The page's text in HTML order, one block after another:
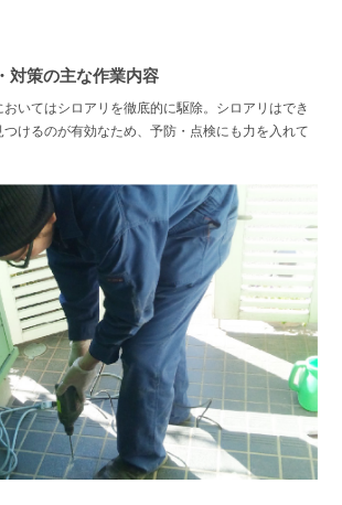
対策の主な作業内容
いてはシロアリを徹底的に駆除。シロアリはでき
けるのが有効なため、予防・点検にも力を入れて